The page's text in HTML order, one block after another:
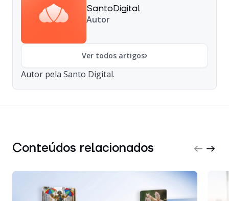
SantoDigital
Autor
Ver todos artigos
Autor pela Santo Digital.
Conteúdos relacionados